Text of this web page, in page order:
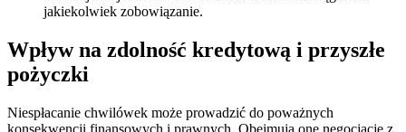
jakiekolwiek zobowiązanie.
Wpływ na zdolność kredytową i przyszłe
pożyczki
Niespłacanie chwilówek może prowadzić do poważnych
konsekwencji finansowych i prawnych. Obejmują one negocjacje z